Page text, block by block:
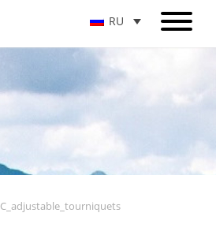
RU
C_adjustable_tourniquets